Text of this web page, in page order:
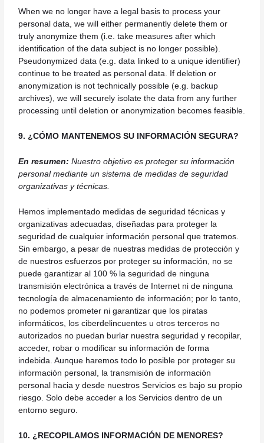
When we no longer have a legal basis to process your
personal data, we will either permanently delete them or
truly anonymize them (i.e. take measures after which
identification of the data subject is no longer possible).
Pseudonymized data (e.g. data linked to a unique identifier)
continue to be treated as personal data. If deletion or
anonymization is not technically possible (e.g. backup
archives), we will securely isolate the data from any further
processing until deletion or anonymization becomes feasible.
9. ¿CÓMO MANTENEMOS SU INFORMACIÓN SEGURA?
En resumen: Nuestro objetivo es proteger su información
personal mediante un sistema de medidas de seguridad
organizativas y técnicas.
Hemos implementado medidas de seguridad técnicas y
organizativas adecuadas, diseñadas para proteger la
seguridad de cualquier información personal que tratemos.
Sin embargo, a pesar de nuestras medidas de protección y
de nuestros esfuerzos por proteger su información, no se
puede garantizar al 100 % la seguridad de ninguna
transmisión electrónica a través de Internet ni de ninguna
tecnología de almacenamiento de información; por lo tanto,
no podemos prometer ni garantizar que los piratas
informáticos, los ciberdelincuentes u otros terceros no
autorizados no puedan burlar nuestra seguridad y recopilar,
acceder, robar o modificar su información de forma
indebida. Aunque haremos todo lo posible por proteger su
información personal, la transmisión de información
personal hacia y desde nuestros Servicios es bajo su propio
riesgo. Solo debe acceder a los Servicios dentro de un
entorno seguro.
10. ¿RECOPILAMOS INFORMACIÓN DE MENORES?